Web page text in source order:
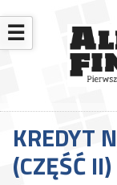
☰
KREDYT
(CZĘŚĆ II)